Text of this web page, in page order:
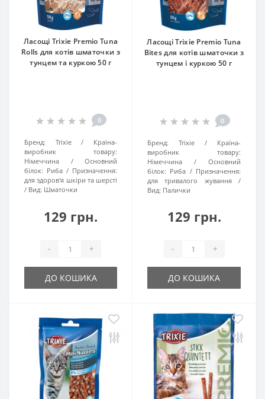
Ласощі Trixie Premio Tuna
Rolls для котів шматочки з
тунцем та куркою 50 г
0
Бренд: Trixie
Країна-
виробник товару:
Німеччина
Основний
білок: Риба
Призначення:
для здоров'я шкіри та шерсті
Вид: Шматочки
129 грн.
- +
ДО КОШИКА
Ласощі Trixie Premio Tuna
Bites для котів шматочки з
тунцем і куркою 50 г
0
Бренд: Trixie
Країна-
виробник товару:
Німеччина
Основний
білок: Риба
Призначення:
для тривалого жування
Вид: Палички
129 грн.
- +
ДО КОШИКА